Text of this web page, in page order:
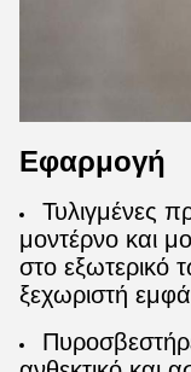
Εφαρμογή
Τυλιγμένες
μοντέρνο και
στο εξωτερικό
ξεχωριστή